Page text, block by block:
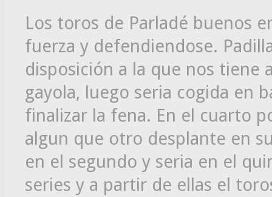
Los toros de Parladé buenos
fuerza y defendiendose.
disposición a la que nos tiene
gayola, luego seria cogida en
finalizar la fena. En el cuarto
algun que otro desplante en
en el segundo y seria en el
series y a partir de ellas el